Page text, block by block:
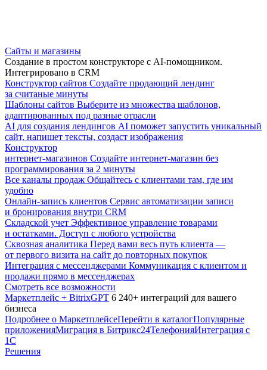
Сайты и магазины
Создание в простом конструкторе с AI-помощником.
Интегрировано в CRM
Конструктор сайтов Создайте продающий лендинг
за считаные минуты
Шаблоны сайтов Выберите из множества шаблонов,
адаптированных под разные отрасли
AI для создания лендингов AI поможет запустить уникальный
сайт, напишет тексты, создаст изображения
Конструктор
интернет-магазинов Создайте интернет-магазин без
программирования за 2 минуты
Все каналы продаж Общайтесь с клиентами там, где им
удобно
Онлайн-запись клиентов Сервис автоматизации записи
и бронирования внутри CRM
Складской учет Эффективное управление товарами
и остатками. Доступ с любого устройства
Сквозная аналитика Перед вами весь путь клиента —
от первого визита на сайт до повторных покупок
Интеграция с мессенджерами Коммуникация с клиентом и
продажи прямо в мессенджерах
Смотреть все возможности
Маркетплейс + BitrixGPT 6 240+ интеграций для вашего
бизнеса
Подробнее о МаркетплейсеПерейти в каталогПопулярные
приложенияМиграция в Битрикс24ТелефонияИнтеграция с
1С
Решения